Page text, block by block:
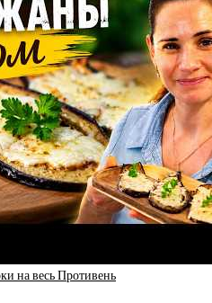
на весь Противень